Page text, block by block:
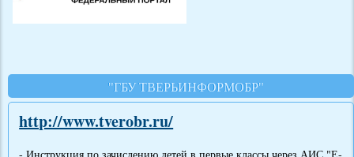
"ГБУ ТВЕРЬИНФОРМОБР"
http://www.tverobr.ru/